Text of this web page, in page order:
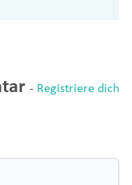
- Registriere dich